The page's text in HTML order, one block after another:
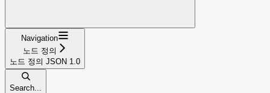
Navigation
노드 정의
노드 정의 JSON 1.0
Search...